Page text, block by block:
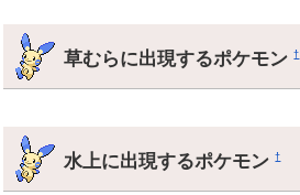
草むらに出現するポケモン†
水上に出現するポケモン†